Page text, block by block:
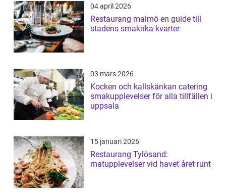
04 april 2026
Restaurang malmö en guide till
stadens smakrika kvarter
03 mars 2026
Kocken och kallskänkan catering
smakupplevelser för alla tillfällen i
uppsala
15 januari 2026
Restaurang Tylösand:
matupplevelser vid havet året runt